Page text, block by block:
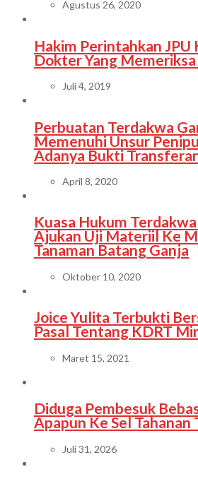
Agustus 26, 2020
Hakim Perintahkan JPU
Dokter Yang
Juli 4, 2019
Perbuatan Terdakwa
Memenuhi Unsur
Adanya Bukti
April 8, 2020
Kuasa Hukum
Ajukan Uji Materiil Ke
Tanaman Batang Ganja
Oktober 10, 2020
Joice Yulita Terbukti
Pasal Tentang KDRT
Maret 15, 2021
Diduga Pembesuk
Apapun Ke Sel Tahanan
Juli 31, 2026